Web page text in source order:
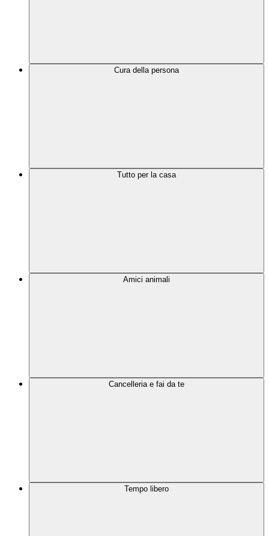
Cura della persona
Tutto per la casa
Amici animali
Cancelleria e fai da te
Tempo libero